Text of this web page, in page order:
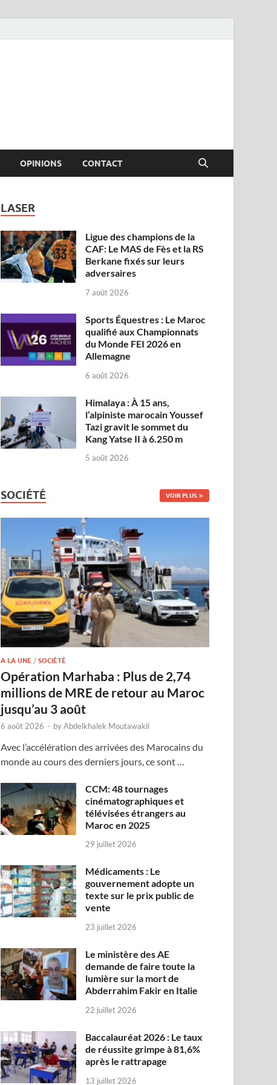
OPINIONS CONTACT
LASER
Ligue des champions de la
CAF: Le MAS de Fès et la RS
Berkane fixés sur leurs
adversaires
7 août 2026
Sports Équestres : Le Maroc
qualifié aux Championnats
du Monde FEI 2026 en
Allemagne
6 août 2026
Himalaya : À 15 ans,
l’alpiniste marocain Youssef
Tazi gravit le sommet du
Kang Yatse II à 6.250 m
5 août 2026
SOCIÉTÉ VOIR PLUS
A LA UNE /SOCIÉTÉ
Opération Marhaba : Plus de 2,74
millions de MRE de retour au Maroc
jusqu’au 3 août
6 août 2026 - byAbdelkhalek Moutawakil
Avec l’accélération des arrivées des Marocains du
monde au cours des derniers jours, ce sont …
CCM: 48 tournages
cinématographiques et
télévisées étrangers au
Maroc en 2025
29 juillet 2026
Médicaments : Le
gouvernement adopte un
texte sur le prix public de
vente
23 juillet 2026
Le ministère des AE
demande de faire toute la
lumière sur la mort de
Abderrahim Fakir en Italie
22 juillet 2026
Baccalauréat 2026 : Le taux
de réussite grimpe à 81,6%
après le rattrapage
13 juillet 2026